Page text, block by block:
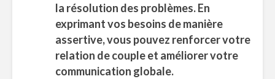
la résolution des problèmes. En
exprimant vos besoins de manière
assertive, vous pouvez renforcer votre
relation de couple et améliorer votre
communication globale.